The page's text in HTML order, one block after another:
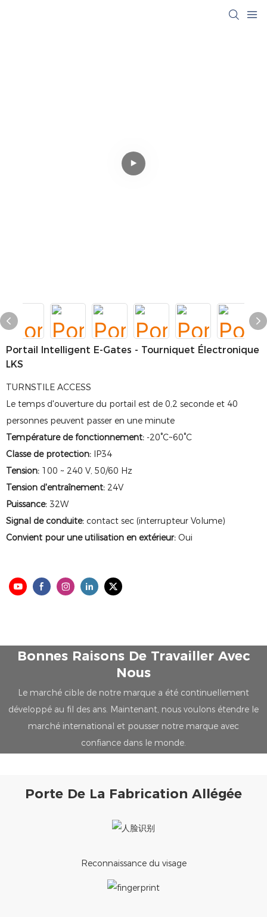
Portail Intelligent E-Gates - Tourniquet Électronique
LKS
TURNSTILE ACCESS
Le temps d'ouverture du portail est de 0,2 seconde et 40
personnes peuvent passer en une minute
Température de fonctionnement: -20°C~60°C
Classe de protection: IP34
Tension: 100 ~ 240 V, 50/60 Hz
Tension d'entraînement: 24V
Puissance: 32W
Signal de conduite: contact sec (interrupteur Volume)
Convient pour une utilisation en extérieur: Oui
Bonnes Raisons De Travailler Avec
Nous
Le marché cible de notre marque a été continuellement
développé au fil des ans. Maintenant, nous voulons étendre le
marché international et pousser notre marque avec
confiance dans le monde.
Porte De La Fabrication Allégée
Reconnaissance du visage